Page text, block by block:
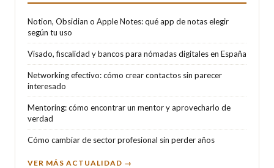
Notion, Obsidian o Apple Notes: qué app de notas elegir
según tu uso
Visado, fiscalidad y bancos para nómadas digitales en España
Networking efectivo: cómo crear contactos sin parecer
interesado
Mentoring: cómo encontrar un mentor y aprovecharlo de
verdad
Cómo cambiar de sector profesional sin perder años
VER MÁS ACTUALIDAD →